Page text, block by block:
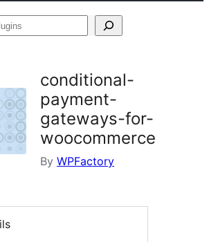
conditional-
payment-
gateways-for-
woocommerce
By WPFactory